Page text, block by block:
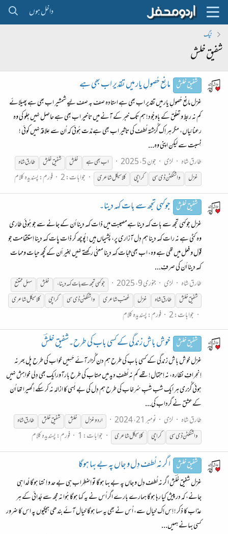
داخل ہوں
ٹیگ
شفیق خلش
شفیق خلش مانِع حُصولِ یار میں تقدیر اب بھی ہے
غزل مانِع حُصولِ یار میں تقدیر اب بھی ہے استادہ صف بہ صف لیے شمشیر اب بھی ہے پھیلائے
کم نہ ربط و تعلّق کے باوجُود! ہم تک خبر کے آنے میں تاخیر اب بھی ہے حاصل نہیں جِلو کی وہ
رعنائیاں، مگر ہر اِک گُزشتہ لُطف کی تاثیر اب بھی ہے مُدّت ہُوئی کہ اُن سے عِلاقہ نہیں کوئی !
نِسبت سے لیکن اپنی وہ...
طارق شاہ
لڑی جون 5، 2025 اب بھی ہے خلش شفیقخلش
طارق شاہ
غزل
واشنگٹن ڈی سی کراچی کلاسیکل شاعری جوابات: 2 فورم:پسندیدہ کلام
شفیق خلش جوكہی تجھ سے بات كہہ دينا۔
غزل جوكہی تجھ سے بات كہہ دينا ہےمصيبت میں ذات كہہ دینا أن كے جانے سے جو ہُوئی طارى
وه كٹی ہے نہ رات كہہ دینا ہم دِل آزارى پر، پَشیماں ہیں ! پُوچھ كر ذات پات كہہ دينا اِستتقامت جو
قول و فعل میں تھى ہے وه، اب بھى ثبات كہہ دينا معنٰی ركھتے نہیں بغیر أن كے کچھ حيات وممات
كہہ دينا أن كى صرفِ...
طارق شاہ
لڑی جنوری 9، 2025 جوكہی تجھ سے بات كہہ دينا، خلش
سہلِ ممتنع
شفیقخلش طارق شاہ غزل غضب شاعری واشنگٹن ڈی سی کراچی کلاسیکل شاعری
جوابات: 2 فورم:پسندیدہ کلام
شفیق خلش خوش باش زندگی کے کسی باب کی طرح۔شفیق خلشؔ
غزل خوش باش زندگی کے کسی باب کی طرح ہم دن گُزار آئے حَسِیں خواب کی طرح پل بھر نہ
اِنحِرافِ نظارہ، نہ اِحتِمال! تھے کم نہ لُطفِ دید میں مہتاب کی طرح بارآورایک بھی دِلی خواہش نہیں
ہوئی گُزری ہر ایک شب شَبِ سُرخاب کی طرح ہم دِل کی بے بَسی کا ازالہ نہ کر سکے! گھیرا تھا اُن
کےعشق نے گرداب کی...
طارق شاہ
لڑی نومبر 21، 2024 اردو غزل خلش شفیقخلش
طارق شاہ
واشنگٹن ڈی سی
کراچی کلاسیکل شاعری جوابات: 1 فورم:پسندیدہ کلام
شفیق خلش ا گر نہ لُطف دِل و جاں پہ بے بہا ہوگا
غزل شفیق خلؔش ا گر نہ لُطف دِل و جاں پہ بے بہا ہوگا تو اِضطِراب ہی بے حد و اِنتہا ہوگا خُدا ہی
جانے، کہ درپیش کیا رہا ہوگا ہمارے بارے اگر اُس نے یہ کہا ہوگا ہُوا نہ مجھ سے جُدائی کے ہر
عذاب کا ذکر ! اِس اِک خیال سے، اُس نے بھی یہ سہا ہوگا خیال آئے بندھی ہچکیوں پہ اس کا ضرور
کسی بہانے ہمیں...